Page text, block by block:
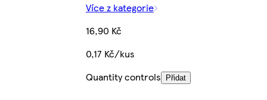
Více z kategorie
16,90 Kč
0,17 Kč/kus
Quantity controls
Přidat